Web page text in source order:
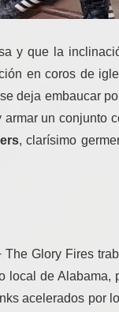
y que la
en coros de
deja embaucar
armar un conjunto
, clarísimo
Glory Fires
de
acelerados por